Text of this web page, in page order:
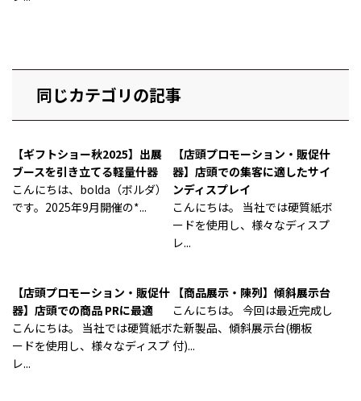
同じカテゴリの記事
【ギフトショー秋2025】出展
ブースを引き立てる軽量什器
こんにちは、bolda（ボルダ）
です。2025年9月開催の*...
【店頭プロモーション・販促什
器】店頭での集客に適したサイ
ンディスプレイ
こんにちは。 当社では硬質紙ボ
ードを使用し、様々なディスプ
レ...
【店頭プロモーション・販促什
器】店頭での商品 PRに最適
こんにちは。 当社では硬質紙ボ
ードを使用し、様々なディスプ
レ...
【商品展示・陳列】傾斜展示台
こんにちは。 今回は最近完成し
た新製品、傾斜展示台(棚板
付)...